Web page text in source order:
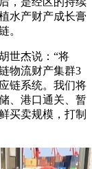
水产财产成长膏
。
世杰说：“将
物流财产集群3
链系统。我们将
、港口通关、暂
买卖规模，打制